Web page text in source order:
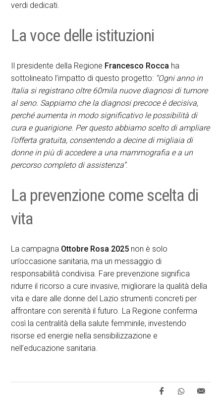
verdi dedicati.
La voce delle istituzioni
Il presidente della Regione Francesco Rocca ha
sottolineato l’impatto di questo progetto: “Ogni anno in
Italia si registrano oltre 60mila nuove diagnosi di tumore
al seno. Sappiamo che la diagnosi precoce è decisiva,
perché aumenta in modo significativo le possibilità di
cura e guarigione. Per questo abbiamo scelto di ampliare
l’offerta gratuita, consentendo a decine di migliaia di
donne in più di accedere a una mammografia e a un
percorso completo di assistenza”.
La prevenzione come scelta di
vita
La campagna Ottobre Rosa 2025 non è solo
un’occasione sanitaria, ma un messaggio di
responsabilità condivisa. Fare prevenzione significa
ridurre il ricorso a cure invasive, migliorare la qualità della
vita e dare alle donne del Lazio strumenti concreti per
affrontare con serenità il futuro. La Regione conferma
così la centralità della salute femminile, investendo
risorse ed energie nella sensibilizzazione e
nell’educazione sanitaria.